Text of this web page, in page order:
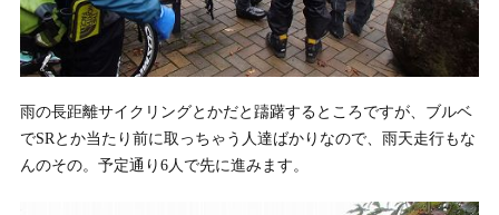
雨の長距離サイクリングとかだと躊躇するところですが、ブルベ
でSRとか当たり前に取っちゃう人達ばかりなので、雨天走行もな
んのその。予定通り6人で先に進みます。